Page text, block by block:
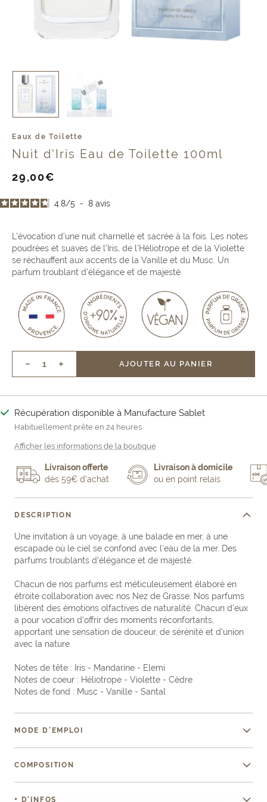
Eaux de Toilette
Nuit d'Iris Eau de Toilette 100ml
Prix
vente
29,00€
4.8/5 - 8 avis
L’évocation d’une nuit charnelle et sacrée à la fois. Les notes
poudrées et suaves de l’Iris, de l’Héliotrope et de la Violette
se réchauffent aux accents de la Vanille et du Musc. Un
parfum troublant d’élégance et de majesté.
Réduire
la
Augmenter
la
AJOUTER AU PANIER
Récupération disponible à Manufacture Sablet
Habituellement prête en 24 heures
Afficher les informations de la boutique
Livraison offerte
dès 59€ d'achat
Livraison à domicile
ou en point relais
DESCRIPTION
Une invitation à un voyage, à une balade en mer, à une
escapade où le ciel se confond avec l'eau de la mer. Des
parfums troublants d'élégance et de majesté.
Chacun de nos parfums est méticuleusement élaboré en
étroite collaboration avec nos Nez de Grasse. Nos parfums
libèrent des émotions olfactives de naturalité. Chacun d’eux
a pour vocation d’offrir des moments réconfortants,
apportant une sensation de douceur, de sérénité et d’union
avec la nature.
Notes de tête : Iris - Mandarine - Elemi
Notes de coeur : Héliotrope - Violette - Cèdre
Notes de fond : Musc - Vanille - Santal
MODE D'EMPLOI
COMPOSITION
+ D'INFOS